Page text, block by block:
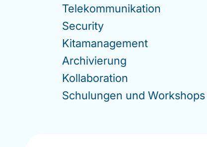
Telekommunikation
Security
Kitamanagement
Archivierung
Kollaboration
Schulungen und Workshops